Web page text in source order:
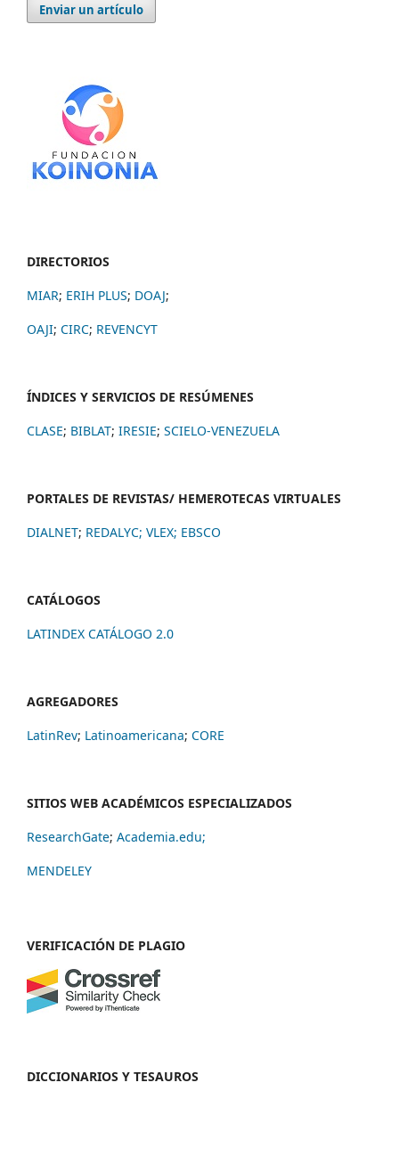
Enviar un artículo
DIRECTORIOS
MIAR; ERIH PLUS; DOAJ;
OAJI; CIRC; REVENCYT
ÍNDICES Y SERVICIOS DE RESÚMENES
CLASE; BIBLAT; IRESIE; SCIELO-VENEZUELA
PORTALES DE REVISTAS/ HEMEROTECAS VIRTUALES
DIALNET; REDALYC; VLEX; EBSCO
CATÁLOGOS
LATINDEX CATÁLOGO 2.0
AGREGADORES
LatinRev; Latinoamericana; CORE
SITIOS WEB ACADÉMICOS ESPECIALIZADOS
ResearchGate; Academia.edu;
MENDELEY
VERIFICACIÓN DE PLAGIO
DICCIONARIOS Y TESAUROS